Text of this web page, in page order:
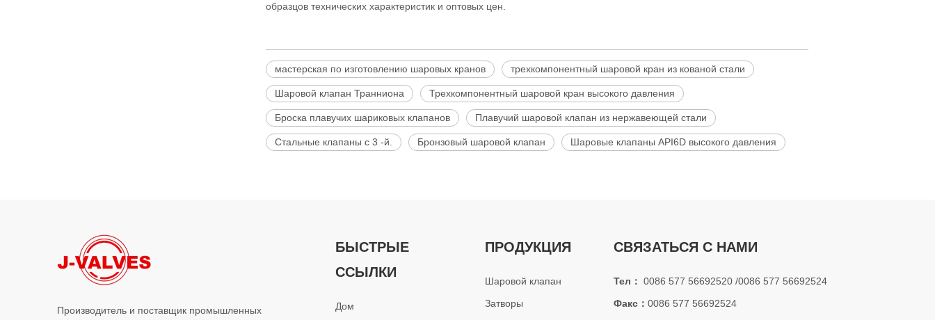
образцов технических характеристик и оптовых цен.
мастерская по изготовлению шаровых кранов трехкомпонентный шаровой кран из кованой стали
Шаровой клапан Транниона Трехкомпонентный шаровой кран высокого давления
Броска плавучих шариковых клапанов Плавучий шаровой клапан из нержавеющей стали
Стальные клапаны с 3 -й. Бронзовый шаровой клапан Шаровые клапаны API6D высокого давления
Производитель и поставщик промышленных
БЫСТРЫЕ
ССЫЛКИ
Дом
ПРОДУКЦИЯ
Шаровой клапан
Затворы
СВЯЗАТЬСЯ С НАМИ
Тел： 0086 577 56692520 /0086 577 56692524
Факс： 0086 577 56692524